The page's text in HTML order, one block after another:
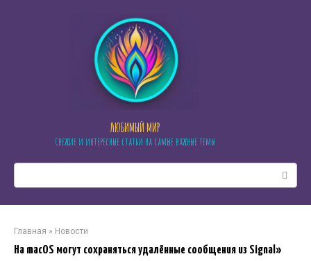
ЛЮБИМЫЙ МИР
Свежие и интересные статьи на самые важные темы
Главная » Новости
На macOS могут сохраняться удалённые сообщения из Signal»